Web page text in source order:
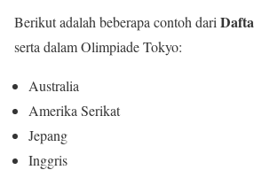
Berikut adalah beberapa contoh dari
serta dalam Olimpiade Tokyo:
Australia
Amerika Serikat
Jepang
Inggris